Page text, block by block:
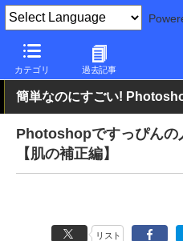
カテゴリ 過去記事
PC Watch ソフトウェア/アプリ
簡単なのにすごい!
Photoshopですっぴんの
【肌の補正編】
リスト